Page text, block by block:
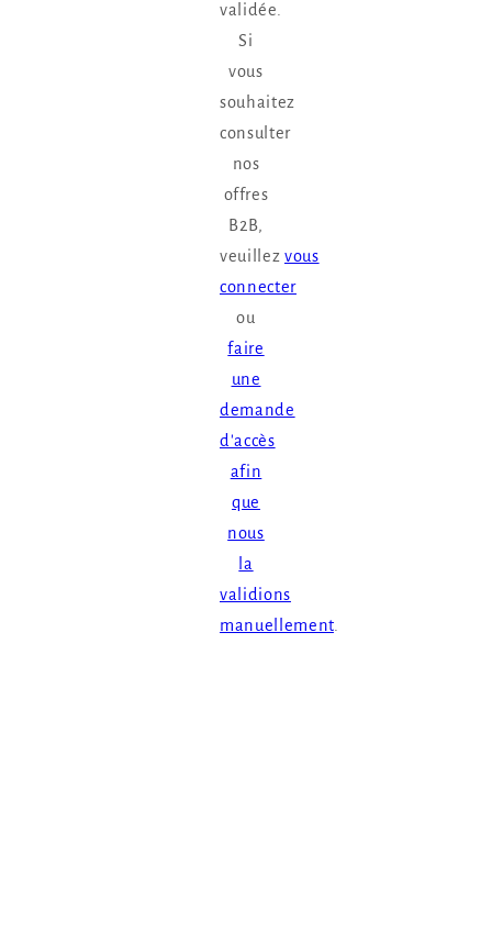
validée.
Si
vous
souhaitez
consulter
nos
offres
B2B,
veuillez vous
connecter
ou
faire
une
demande
d'accès
afin
que
nous
la
validions
manuellement.